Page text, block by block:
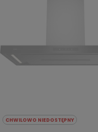
CHWILOWO NIEDOSTĘPNY